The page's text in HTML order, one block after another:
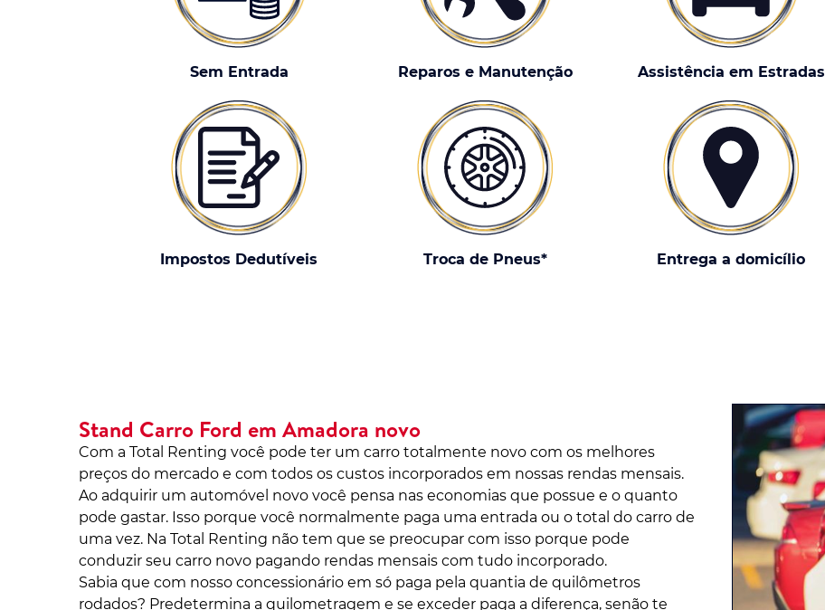
Sem Entrada Reparos e Manutenção Assistência em Estradas
Impostos Dedutíveis Troca de Pneus* Entrega a domicílio
Stand Carro Ford em Amadora novo
Com a Total Renting você pode ter um carro totalmente novo com os melhores
preços do mercado e com todos os custos incorporados em nossas rendas mensais.
Ao adquirir um automóvel novo você pensa nas economias que possue e o quanto
pode gastar. Isso porque você normalmente paga uma entrada ou o total do carro de
uma vez. Na Total Renting não tem que se preocupar com isso porque pode
conduzir seu carro novo pagando rendas mensais com tudo incorporado.
Sabia que com nosso concessionário em só paga pela quantia de quilômetros
rodados? Predetermina a quilometragem e se exceder paga a diferença, senão te